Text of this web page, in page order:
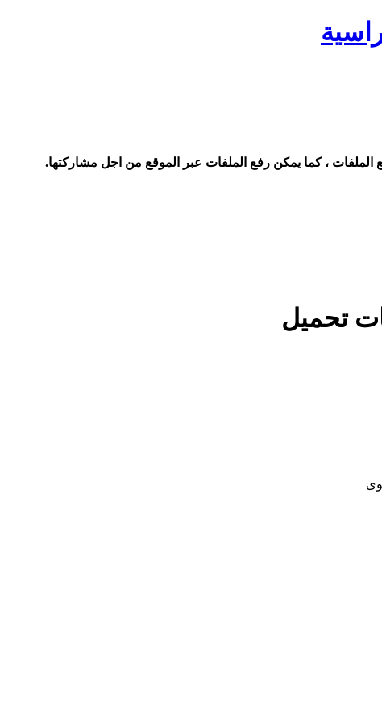
، كما يمكن رفع الملفات عبر الموقع من اجل مشاركتها.
تحميل